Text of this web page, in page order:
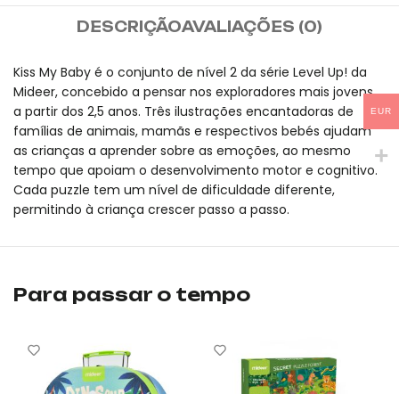
MIDEER
encomendas superiores a
100 euros.
DESCRIÇÃOAVALIAÇÕES (0)
Kiss My Baby é o conjunto de nível 2 da série Level Up! da
Mideer, concebido a pensar nos exploradores mais jovens,
a partir dos 2,5 anos. Três ilustrações encantadoras de
famílias de animais, mamãs e respectivos bebés ajudam
as crianças a aprender sobre as emoções, ao mesmo
tempo que apoiam o desenvolvimento motor e cognitivo.
Cada puzzle tem um nível de dificuldade diferente,
permitindo à criança crescer passo a passo.
Level Up! Puzzle – Beija-me, Pequeno mideer é um produto
Level Up! Puzzle – Beija-me, Pequeno mideer é um produto
Para passar o tempo
EUR